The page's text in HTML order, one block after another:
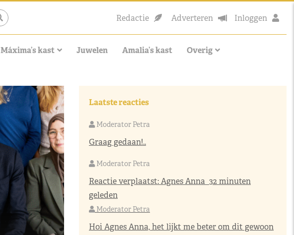
Redactie Adverteren Inloggen
Máxima’s kast Juwelen Amalia’s kast Overig
Laatste reacties
Moderator Petra
Graag gedaan!..
Moderator Petra
Reactie verplaatst:Agnes Anna 32 minuten
geleden
Moderator Petra
Hoi Agnes Anna, het lijkt me beter om dit gewoon